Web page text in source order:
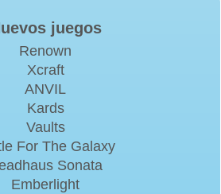
juegos
Renown
Xcraft
ANVIL
Kards
Vaults
For The Galaxy
Sonata
Emberlight